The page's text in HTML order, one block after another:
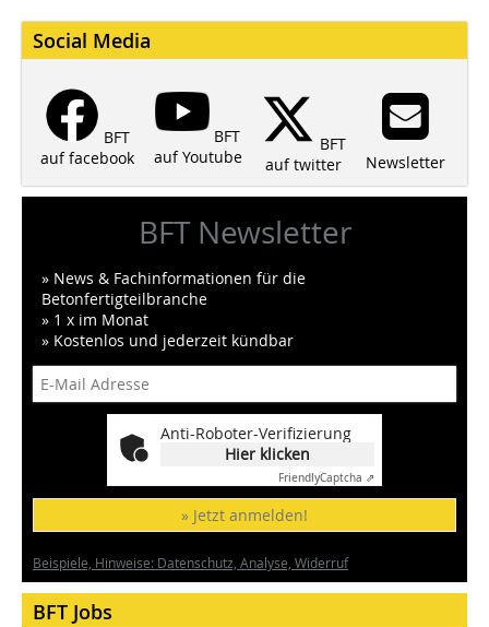
Social Media
BFT
auf facebook
BFT
auf Youtube
BFT
auf twitter
Newsletter
BFT Newsletter
» News & Fachinformationen für die
Betonfertigteilbranche
» 1 x im Monat
» Kostenlos und jederzeit kündbar
Anti-Roboter-Verifizierung
Hier klicken
FriendlyCaptcha ⇗
» Jetzt anmelden!
Beispiele, Hinweise: Datenschutz, Analyse, Widerruf
BFT Jobs